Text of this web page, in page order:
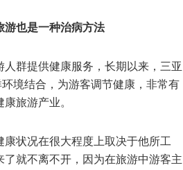
游也是一种治病方法
群提供健康服务，长期以来，三亚
境结合，为游客调节健康，非常有
旅游产业。
状况在很大程度上取决于他所工
就不离不开，因为在旅游中游客主